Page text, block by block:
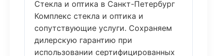
Стекла и оптика в Санкт-Петербург
Комплекс стекла и оптика и
сопутствующие услуги. Сохраняем
дилерскую гарантию при
использовании сертифицированных